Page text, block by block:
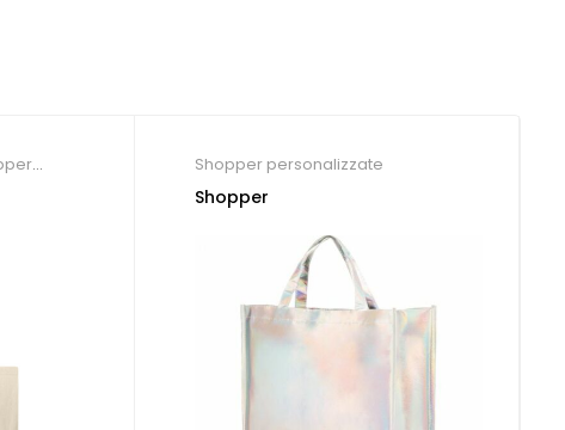
Shopper personalizzate
Shopper